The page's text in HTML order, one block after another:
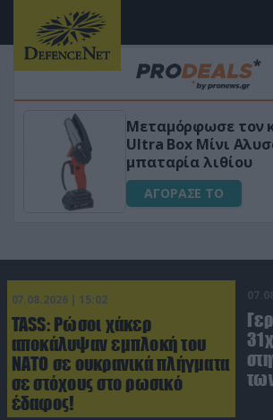
Μεταμόρφωσε τον
Ultra Box Μίνι
μπαταρία λιθίου
ΑΓΟΡΑΣΕ ΤΟ
07.08.2026 | 15:02
TASS: Ρώσοι χάκερ
αποκάλυψαν εμπλοκή του
ΝΑΤΟ σε ουκρανικά πλήγματα
σε στόχους στο ρωσικό
έδαφος!